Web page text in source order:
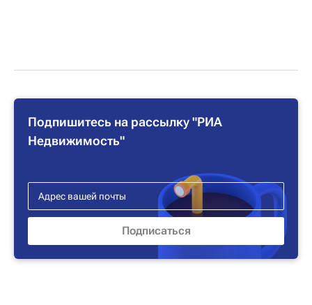
Подпишитесь на рассылку "РИА
Недвижимость"